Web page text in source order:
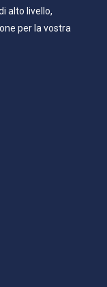
alto livello,
per la vostra